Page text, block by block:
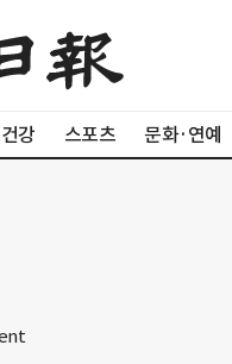
건강 스포츠 문화·연예